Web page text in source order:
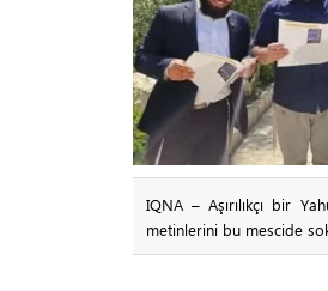
IQNA – Aşırılıkçı bir
metinlerini bu mescide